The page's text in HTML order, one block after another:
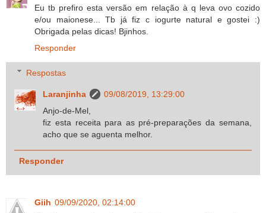
Eu tb prefiro esta versão em relação à q leva ovo cozido
e/ou maionese... Tb já fiz c iogurte natural e gostei :)
Obrigada pelas dicas! Bjinhos.
Responder
Respostas
Laranjinha
09/08/2019, 13:29:00
Anjo-de-Mel,
fiz esta receita para as pré-preparações da semana,
acho que se aguenta melhor.
Responder
Giih 09/09/2020, 02:14:00